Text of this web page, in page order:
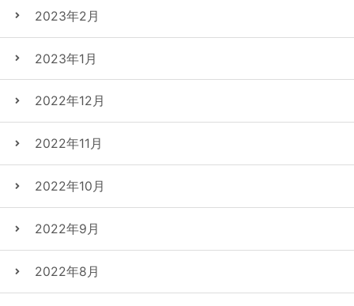
2023年2月
2023年1月
2022年12月
2022年11月
2022年10月
2022年9月
2022年8月